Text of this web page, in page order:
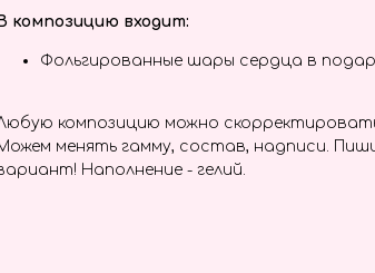
композицию входит:
Фольгированные шары сердца в
композицию можно
менять гамму, состав, надписи.
Наполнение - гелий.